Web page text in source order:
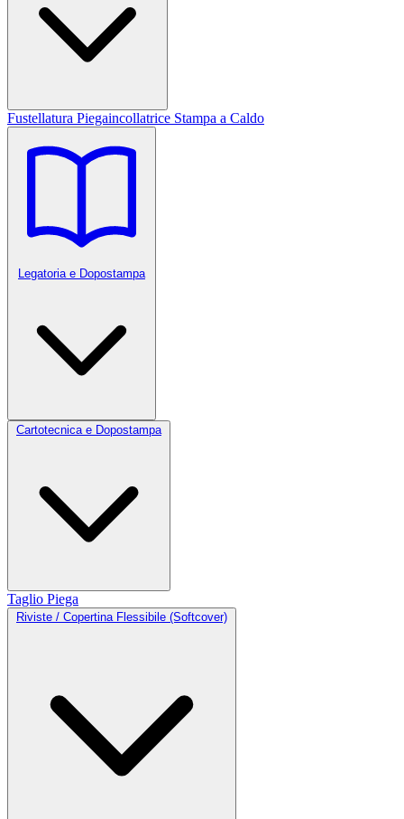
Fustellatura Piegaincollatrice Stampa a Caldo
Legatoria e Dopostampa
Cartotecnica e Dopostampa
Taglio Piega
Riviste / Copertina Flessibile (Softcover)